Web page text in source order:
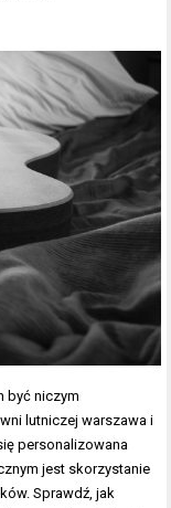
być niczym
lutniczej warszawa i
personalizowana
jest skorzystanie
Sprawdź, jak